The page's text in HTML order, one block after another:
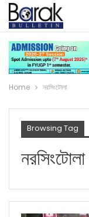
Home নরসিংটোলা
Browsing Tag
নরসিংটোলা